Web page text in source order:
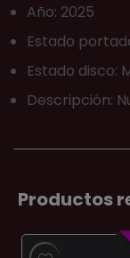
Año: 2025
Estado
Estado disco:
Descripción:
Productos